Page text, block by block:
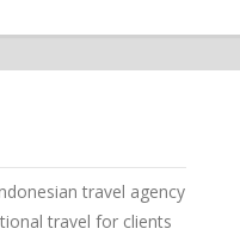
travel agency
travel for clients